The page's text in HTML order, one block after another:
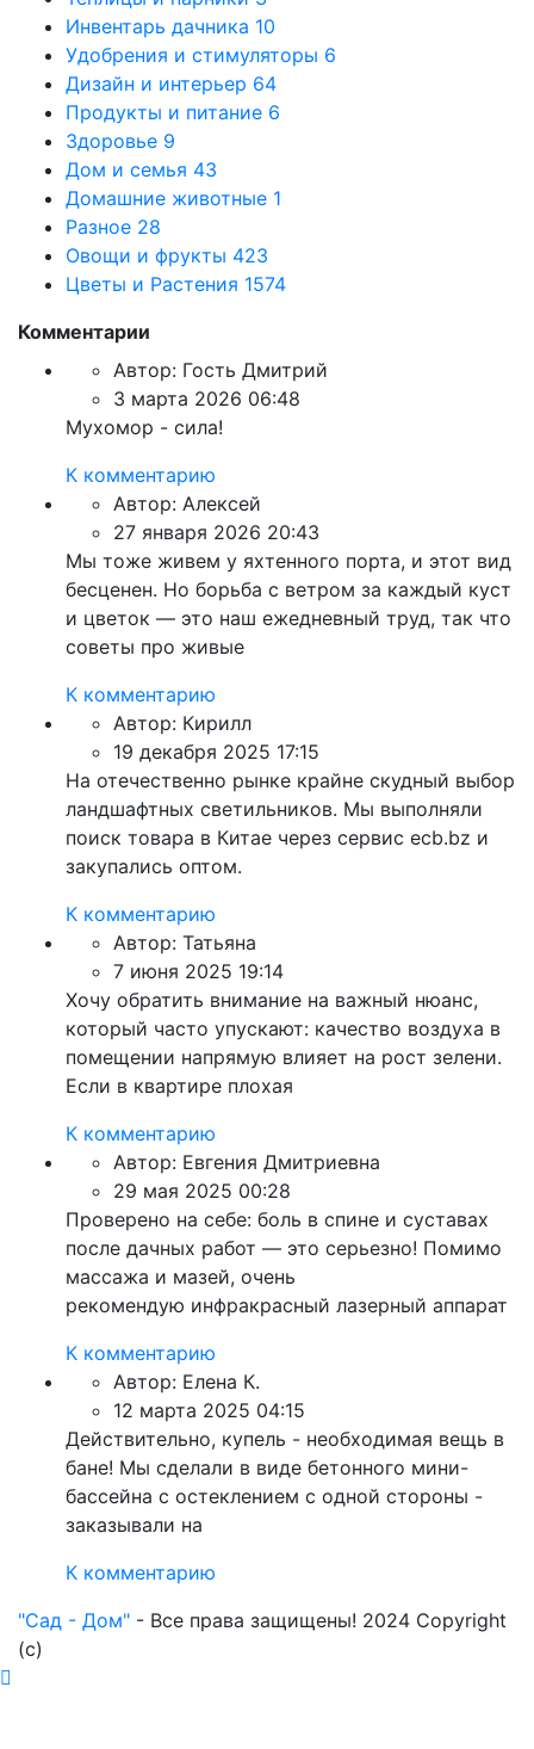
Инвентарь дачника 10
Удобрения и стимуляторы 6
Дизайн и интерьер 64
Продукты и питание 6
Здоровье 9
Дом и семья 43
Домашние животные 1
Разное 28
Овощи и фрукты 423
Цветы и Растения 1574
Комментарии
Автор: Гость Дмитрий
3 марта 2026 06:48
Мухомор - сила!
К комментарию
Автор: Алексей
27 января 2026 20:43
Мы тоже живем у яхтенного порта, и этот вид
бесценен. Но борьба с ветром за каждый куст
и цветок — это наш ежедневный труд, так что
советы про живые
К комментарию
Автор: Кирилл
19 декабря 2025 17:15
На отечественно рынке крайне скудный выбор
ландшафтных светильников. Мы выполняли
поиск товара в Китае через сервис ecb.bz и
закупались оптом.
К комментарию
Автор: Татьяна
7 июня 2025 19:14
Хочу обратить внимание на важный нюанс,
который часто упускают: качество воздуха в
помещении напрямую влияет на рост зелени.
Если в квартире плохая
К комментарию
Автор: Евгения Дмитриевна
29 мая 2025 00:28
Проверено на себе: боль в спине и суставах
после дачных работ — это серьезно! Помимо
массажа и мазей, очень
рекомендую инфракрасный лазерный аппарат
К комментарию
Автор: Елена К.
12 марта 2025 04:15
Действительно, купель - необходимая вещь в
бане! Мы сделали в виде бетонного мини-
бассейна с остеклением с одной стороны -
заказывали на
К комментарию
"Сад - Дом" - Все права защищены! 2024 Copyright
(с)